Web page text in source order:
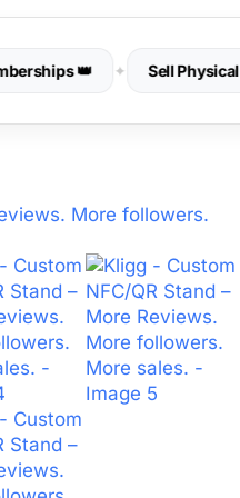
👑 ✦ Sell Physical Merch 📦